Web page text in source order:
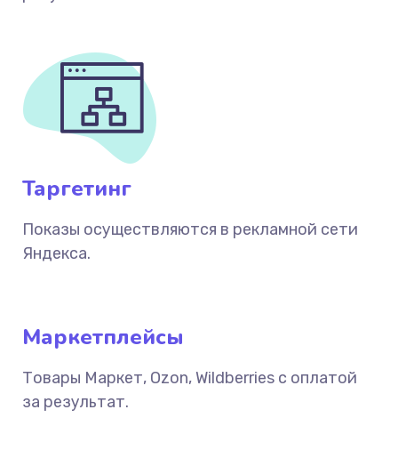
Таргетинг
Показы осуществляются в рекламной сети
Яндекса.
Маркетплейсы
Товары Маркет, Ozon, Wildberries с оплатой
за результат.